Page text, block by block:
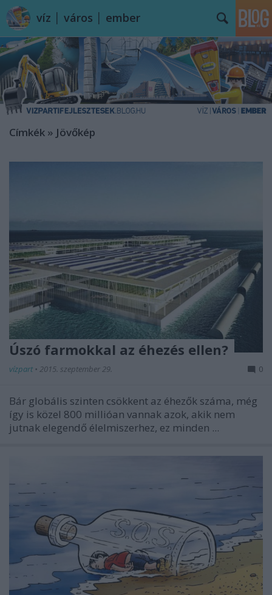
víz │ város │ ember
Címkék » Jövőkép
Úszó farmokkal az éhezés ellen?
vízpart • 2015. szeptember 29. 0
Bár globális szinten csökkent az éhezők száma, még
így is közel 800 millióan vannak azok, akik nem
jutnak elegendő élelmiszerhez, ez minden ...